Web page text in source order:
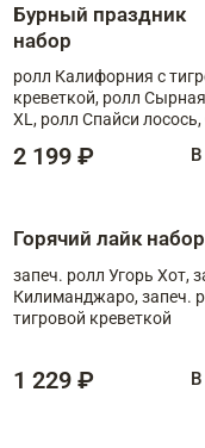
Бурный праздник
набор
ролл Калифорния с
креветкой, ролл
XL, ролл Спайси
Медовая креветка
2 199 ₽
Горячий лайк
запеч. ролл Угорь Хот,
Килиманджаро, запеч.
тигровой креветкой
1 229 ₽